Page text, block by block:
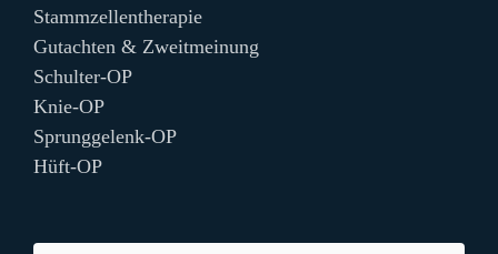
Stammzellentherapie
Gutachten & Zweitmeinung
Schulter-OP
Knie-OP
Sprunggelenk-OP
Hüft-OP